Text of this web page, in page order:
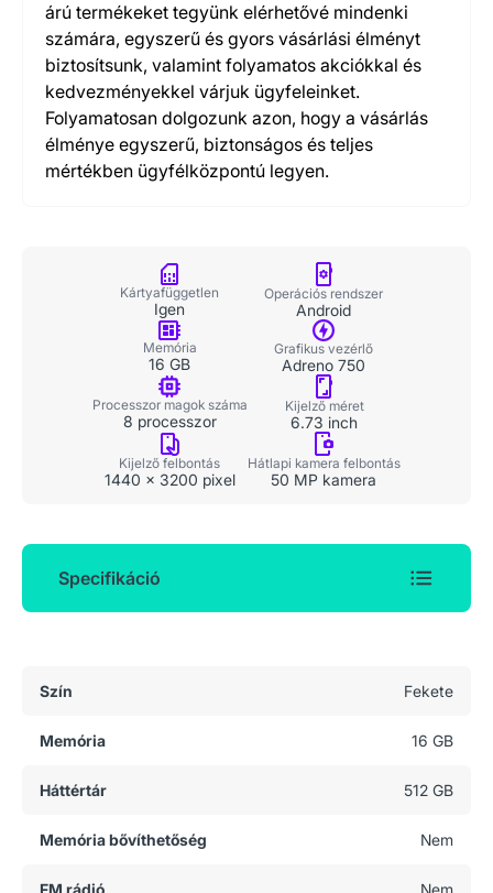
árú termékeket tegyünk elérhetővé mindenki
számára, egyszerű és gyors vásárlási élményt
biztosítsunk, valamint folyamatos akciókkal és
kedvezményekkel várjuk ügyfeleinket.
Folyamatosan dolgozunk azon, hogy a vásárlás
élménye egyszerű, biztonságos és teljes
mértékben ügyfélközpontú legyen.
Kártyafüggetlen
Igen
Operációs rendszer
Android
Memória
16 GB
Grafikus vezérlő
Adreno 750
Processzor magok száma
8 processzor
Kijelző méret
6.73 inch
Kijelző felbontás
1440 x 3200 pixel
Hátlapi kamera felbontás
50 MP kamera
Specifikáció
Szín Fekete
Memória 16 GB
Háttértár 512 GB
Memória bővíthetőség Nem
FM rádió Nem